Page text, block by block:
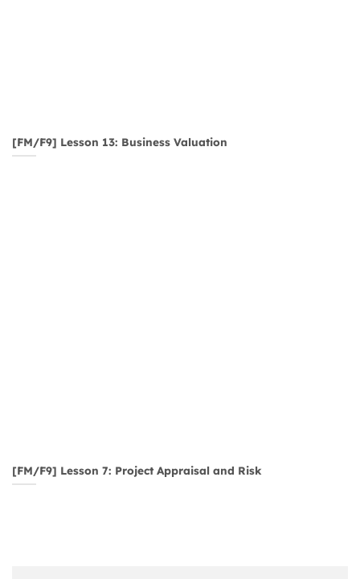
[FM/F9] Lesson 13: Business Valuation
[FM/F9] Lesson 7: Project Appraisal and Risk